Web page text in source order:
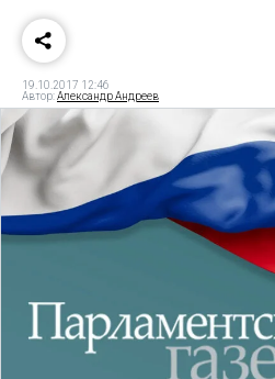
19.10.2017 12:46
Автор:Александр Андреев